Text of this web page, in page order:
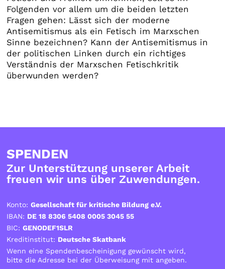
Folgenden vor allem um die beiden letzten
Fragen gehen: Lässt sich der moderne
Antisemitismus als ein Fetisch im Marxschen
Sinne bezeichnen? Kann der Antisemitismus in
der politischen Linken durch ein richtiges
Verständnis der Marxschen Fetischkritik
überwunden werden?
SPENDEN
Zur Unterstützung unserer Arbeit
freuen wir uns über Zuwendungen.
Konto:Gesellschaft für kritische Bildung e.V.
IBAN: DE 18 8306 5408 0005 3045 55
BIC:GENODEF1SLR
Kreditinstitut: Deutsche Skatbank
Wenn eine Spendenbescheinigung gewünscht wird,
bitte die Adresse bei der Überweisung mit angeben.